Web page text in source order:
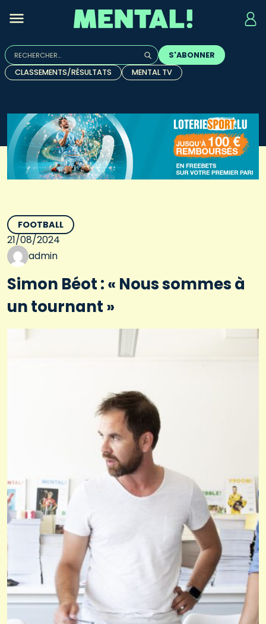
Rechercher :
Quand les résultats de l'auto-complétion sont
S'ABONNER
CLASSEMENTS/RÉSULTATS
MENTAL TV
FOOTBALL
21/08/2024
admin
Simon Béot : « Nous sommes à
un tournant »